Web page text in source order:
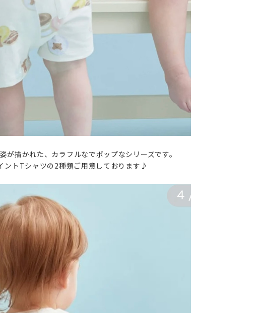
が描かれた、カラフルなでポップなシリーズです。
ントTシャツの2種類ご用意しております♪